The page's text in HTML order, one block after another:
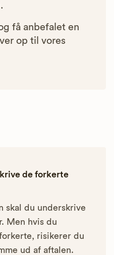
få anbefalet en
op til vores
de forkerte
skal du underskrive
Men hvis du
risikerer du
ud af aftalen.